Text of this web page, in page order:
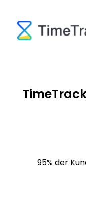
95% der